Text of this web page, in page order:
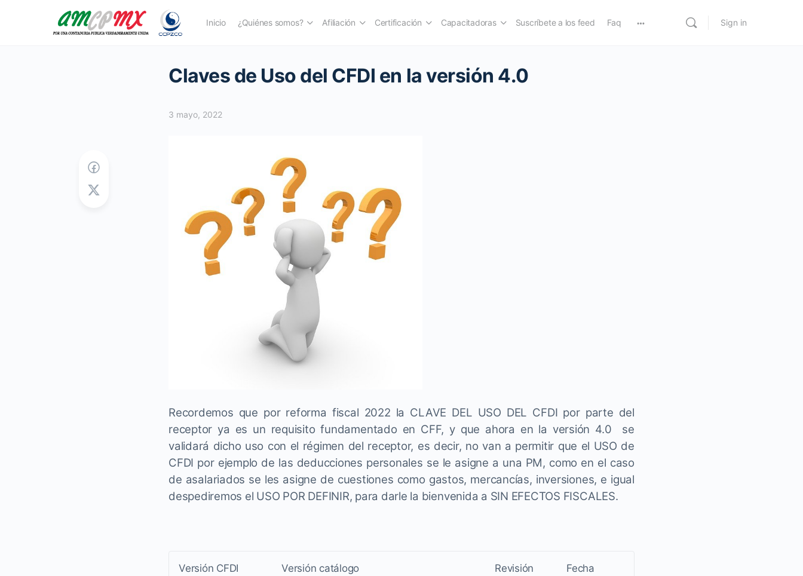
Inicio ¿Quiénes somos? Afiliación Certificación Capacitadoras Suscríbete a los feed Faq Sign in
Claves de Uso del CFDI en la versión 4.0
3 mayo, 2022
Recordemos que por reforma fiscal 2022 la CLAVE DEL USO DEL CFDI por parte del
receptor ya es un requisito fundamentado en CFF, y que ahora en la versión 4.0 se
validará dicho uso con el régimen del receptor, es decir, no van a permitir que el USO de
CFDI por ejemplo de las deducciones personales se le asigne a una PM, como en el caso
de asalariados se les asigne de cuestiones como gastos, mercancías, inversiones, e igual
despediremos el USO POR DEFINIR, para darle la bienvenida a SIN EFECTOS FISCALES.
Versión CFDI Versión catálogo
Revisión
Fecha